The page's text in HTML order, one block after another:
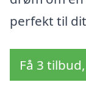
perfekt til
Få 3